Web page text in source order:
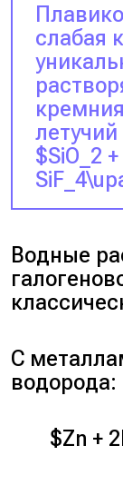
слабая
$SiO_2
Водные
С
водорода:
$Zn +